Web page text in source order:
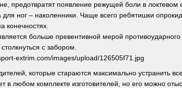
предотвратят появление режущей боли в локтевом
ног – наколенники. Чаще всего ребятишки
конечностях.
больше превентивной мерой
с забором.
которые стараются максимально устранить
в любом комплекте изготовителей, но его можно